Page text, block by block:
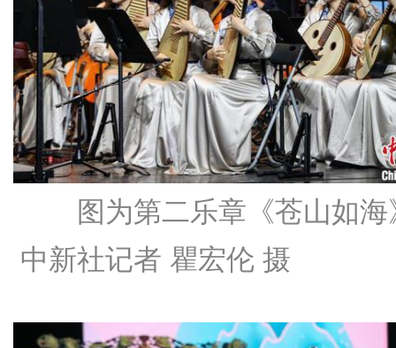
图为第二乐章《苍山如海
中新社记者 瞿宏伦 摄